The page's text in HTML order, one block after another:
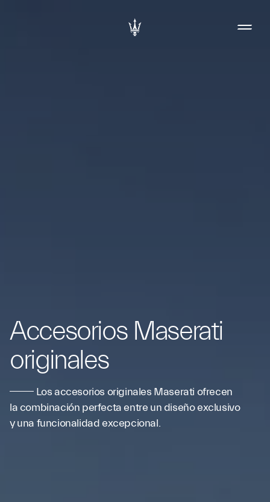
Accesorios Maserati
originales
Los accesorios originales Maserati ofrecen
la combinación perfecta entre un diseño exclusivo
y una funcionalidad excepcional.